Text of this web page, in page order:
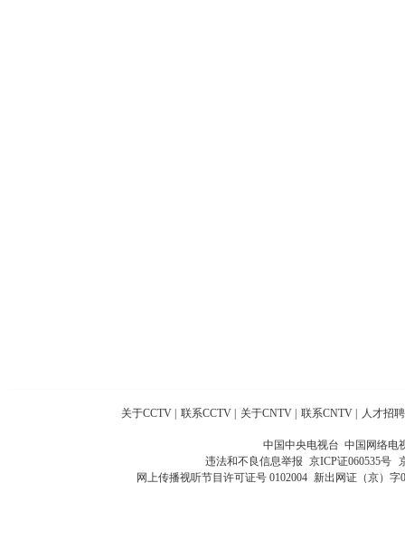
关于CCTV 联系CCTV 关于CNTV 联系CNTV 人才招聘
中国中央电视台 中国网络电
违法和不良信息举报 京ICP证060535号
网上传播视听节目许可证号 0102004 新出网证（京）